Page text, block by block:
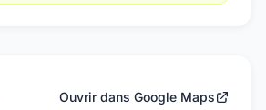
Ouvrir dans Google Maps